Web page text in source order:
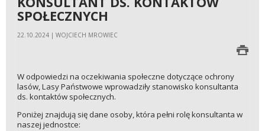
SPOŁECZNYCH
22.10.2024 | WOJCIECH MROWIEC
W odpowiedzi na oczekiwania społeczne dotyczące ochrony
lasów, Lasy Państwowe wprowadziły stanowisko konsultanta
ds. kontaktów społecznych.
Poniżej znajdują się dane osoby, która pełni rolę konsultanta w
naszej jednostce: